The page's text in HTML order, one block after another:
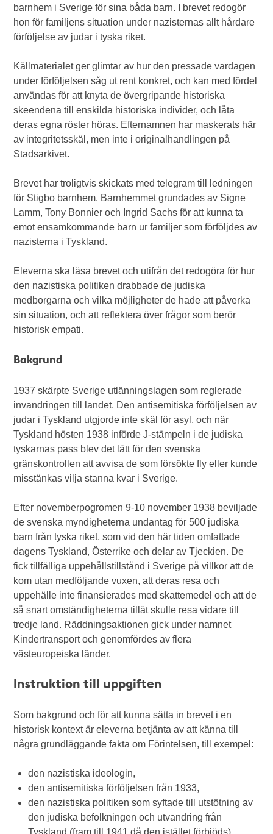
barnhem i Sverige för sina båda barn. I brevet redogör
hon för familjens situation under nazisternas allt hårdare
förföljelse av judar i tyska riket.
Källmaterialet ger glimtar av hur den pressade vardagen
under förföljelsen såg ut rent konkret, och kan med fördel
användas för att knyta de övergripande historiska
skeendena till enskilda historiska individer, och låta
deras egna röster höras. Efternamnen har maskerats här
av integritetsskäl, men inte i originalhandlingen på
Stadsarkivet.
Brevet har troligtvis skickats med telegram till ledningen
för Stigbo barnhem. Barnhemmet grundades av Signe
Lamm, Tony Bonnier och Ingrid Sachs för att kunna ta
emot ensamkommande barn ur familjer som förföljdes av
nazisterna i Tyskland.
Eleverna ska läsa brevet och utifrån det redogöra för hur
den nazistiska politiken drabbade de judiska
medborgarna och vilka möjligheter de hade att påverka
sin situation, och att reflektera över frågor som berör
historisk empati.
Bakgrund
1937 skärpte Sverige utlänningslagen som reglerade
invandringen till landet. Den antisemitiska förföljelsen av
judar i Tyskland utgjorde inte skäl för asyl, och när
Tyskland hösten 1938 införde J-stämpeln i de judiska
tyskarnas pass blev det lätt för den svenska
gränskontrollen att avvisa de som försökte fly eller kunde
misstänkas vilja stanna kvar i Sverige.
Efter novemberpogromen 9-10 november 1938 beviljade
de svenska myndigheterna undantag för 500 judiska
barn från tyska riket, som vid den här tiden omfattade
dagens Tyskland, Österrike och delar av Tjeckien. De
fick tillfälliga uppehållstillstånd i Sverige på villkor att de
kom utan medföljande vuxen, att deras resa och
uppehälle inte finansierades med skattemedel och att de
så snart omständigheterna tillät skulle resa vidare till
tredje land. Räddningsaktionen gick under namnet
Kindertransport och genomfördes av flera
västeuropeiska länder.
Instruktion till uppgiften
Som bakgrund och för att kunna sätta in brevet i en
historisk kontext är eleverna betjänta av att känna till
några grundläggande fakta om Förintelsen, till exempel:
den nazistiska ideologin,
den antisemitiska förföljelsen från 1933,
den nazistiska politiken som syftade till utstötning av
den judiska befolkningen och utvandring från
Tyskland (fram till 1941 då den istället förbjöds),